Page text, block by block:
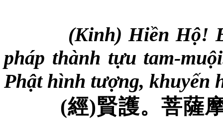
(Kinh) Hiền Hộ!
pháp thành tựu tam-
Phật hình tượng, khuyến
(經)賢護。菩薩